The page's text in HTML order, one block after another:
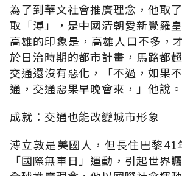
為了到華文社會推廣理念，他取
取「溥」，是中國清朝愛新覺羅
高雄的印象是，高雄人口不多，
於日治時期的都市計畫，馬路都
交通還沒有惡化，「不過，如果
通，交通惡果早晚會來，」他說。
成就：交通也能改變城市形象
溥立敦是美國人，但長住巴黎41
「國際無車日」運動，引起世界